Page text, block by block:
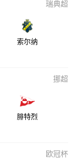
瑞典超
索尔纳
挪超
腓特烈
欧冠杯